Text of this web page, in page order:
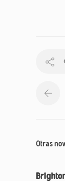
Otras